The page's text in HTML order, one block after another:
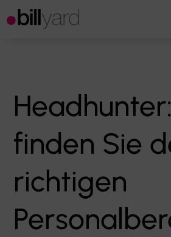
finden Sie
richtigen